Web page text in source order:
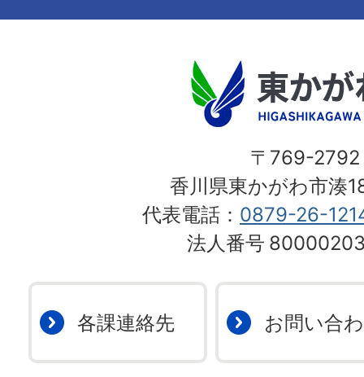
〒769-2792
香川県東かがわ市湊
代表電話： 0879-26-
法人番号
各課連絡先 お問い合